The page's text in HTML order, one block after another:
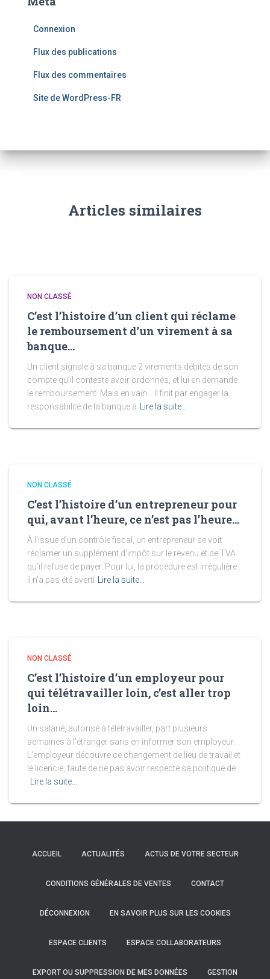
Connexion
Flux des publications
Flux des commentaires
Site de WordPress-FR
Articles similaires
NON CLASSÉ
C’est l’histoire d’un client qui réclame
le remboursement d’un virement à sa
banque…
Un client signale à sa banque 2 virements débités de son
compte qu’il conteste avoir ordonnés, et lui en demande
le remboursement. Mais en vain… Il finit par engager la
responsabilité de la banque à
Lire la suite…
NON CLASSÉ
C’est l’histoire d’un entrepreneur pour
qui, avant l’heure, ce n’est pas l’heure…
À l’issue d’un contrôle fiscal, un entrepreneur se voit
réclamer un supplément d’impôt sur le revenu et de TVA
qu’il refuse de payer. Pour lui, la procédure est irrégulière :
il n’a pas été averti
Lire la suite…
NON CLASSÉ
C’est l’histoire d’un employeur pour
qui télétravailler loin, c’est aller trop
loin…
Un salarié, autorisé à télétravailler, part plusieurs
semaines à l’étranger sans en informer son employeur.
L’employeur découvre ce changement de lieu de travail et
le licencie, faute de ne pas avoir respecté sa politique de
Lire la suite…
ACCUEIL ACTUALITÉS ACTUS DE VOTRE SECTEUR
CONDITIONS GÉNÉRALES DE VENTES CONTACT
DÉCONNEXION EN SAVOIR PLUS SUR LES COOKIES
ESPACE CLIENTS ESPACE COLLABORATEURS
EXPORT OU SUPPRESSION DE MES DONNÉES GESTION